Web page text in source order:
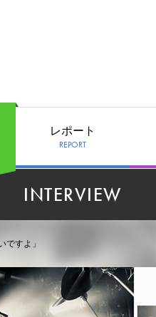
レポート
REPORT
INTERVIEW
すよ」